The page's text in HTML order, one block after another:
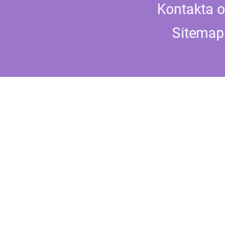
Kontakta
Sitemap